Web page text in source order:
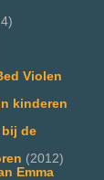
Violen
kinderen
bij de
(2012)
Emma